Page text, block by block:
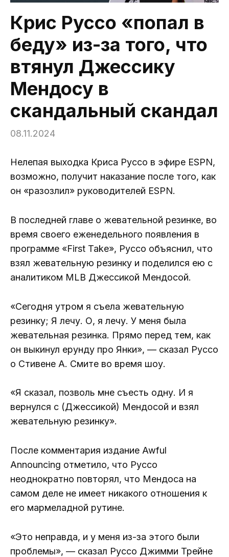
Крис Руссо «попал в
беду» из-за того, что
втянул Джессику
Мендосу в
скандальный скандал
08.11.2024
Нелепая выходка Криса Руссо в эфире ESPN,
возможно, получит наказание после того, как
он «разозлил» руководителей ESPN.
В последней главе о жевательной резинке, во
время своего еженедельного появления в
программе «First Take», Руссо объяснил, что
взял жевательную резинку и поделился ею с
аналитиком MLB Джессикой Мендосой.
«Сегодня утром я съела жевательную
резинку; Я лечу. О, я лечу. У меня была
жевательная резинка. Прямо перед тем, как
он выкинул ерунду про Янки», — сказал Руссо
о Стивене А. Смите во время шоу.
«Я сказал, позволь мне съесть одну. И я
вернулся с (Джессикой) Мендосой и взял
жевательную резинку».
После комментария издание Awful
Announcing отметило, что Руссо
неоднократно повторял, что Мендоса на
самом деле не имеет никакого отношения к
его мармеладной рутине.
«Это неправда, и у меня из-за этого были
проблемы», — сказал Руссо Джимми Трейне